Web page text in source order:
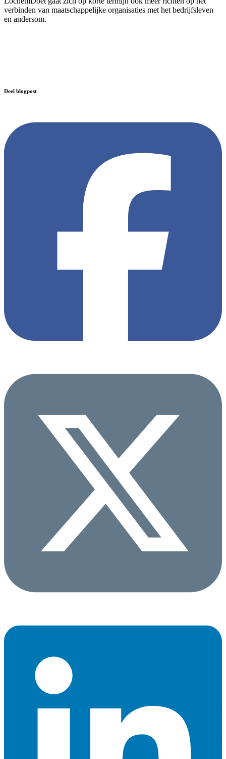
verbinden van maatschappelijke organisaties met het bedrijfsleven
en andersom.
Deel blogpost